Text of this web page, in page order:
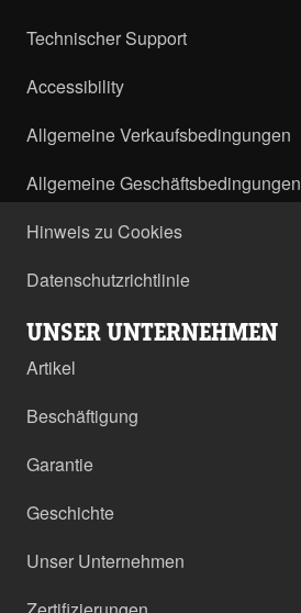
Technischer Support
Accessibility
Allgemeine Verkaufsbedingungen
Allgemeine Geschäftsbedingungen
Hinweis zu Cookies
Datenschutzrichtlinie
UNSER UNTERNEHMEN
Artikel
Beschäftigung
Garantie
Geschichte
Unser Unternehmen